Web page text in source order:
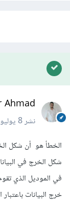
Ahmad
نشر8 يوليو 2021
شكل الخرج في